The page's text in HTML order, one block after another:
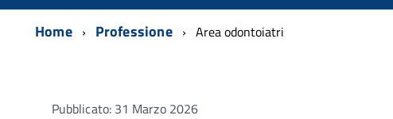
Home Professione Area odontoiatri
Pubblicato: 31 Marzo 2026